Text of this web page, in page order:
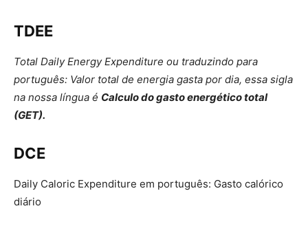
TDEE
Total Daily Energy Expenditure ou traduzindo para
português: Valor total de energia gasta por dia, essa sigla
na nossa língua é Calculo do gasto energético total
(GET).
DCE
Daily Caloric Expenditure em português: Gasto calórico
diário